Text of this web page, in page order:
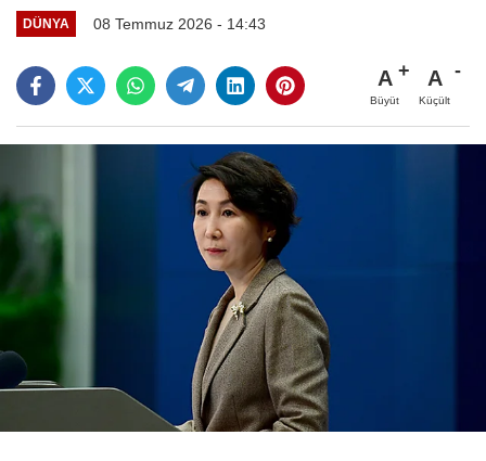
DÜNYA 08 Temmuz 2026 - 14:43
A
Büyüt
A
Küçült